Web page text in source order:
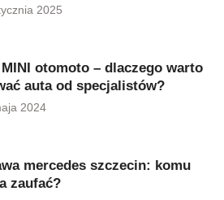
2025
otomoto – dlaczego warto
auta od specjalistów?
2024
mercedes szczecin: komu
zaufać?